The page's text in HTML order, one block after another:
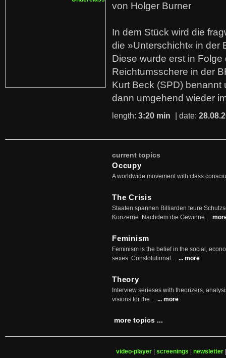
von Holger Burner
In dem Stück wird die
die »Unterschicht« in der
Diese wurde erst in
Reichtumsschere in der
Kurt Beck (SPD)
dann umgehend wieder
length: 3:20 min | date:
current topics
Occupy
A worldwide movement with class
The Crisis
Staaten spannen Billiarden teure
Konzerne. Nachdem die Gewinne ...
Feminism
Feminism is the belief in the social,
sexes. Constotutional ... ... more
Theory
Interview serieses with theorizers,
visions for the ... ... more
more topics ...
video-player screenings newsletter